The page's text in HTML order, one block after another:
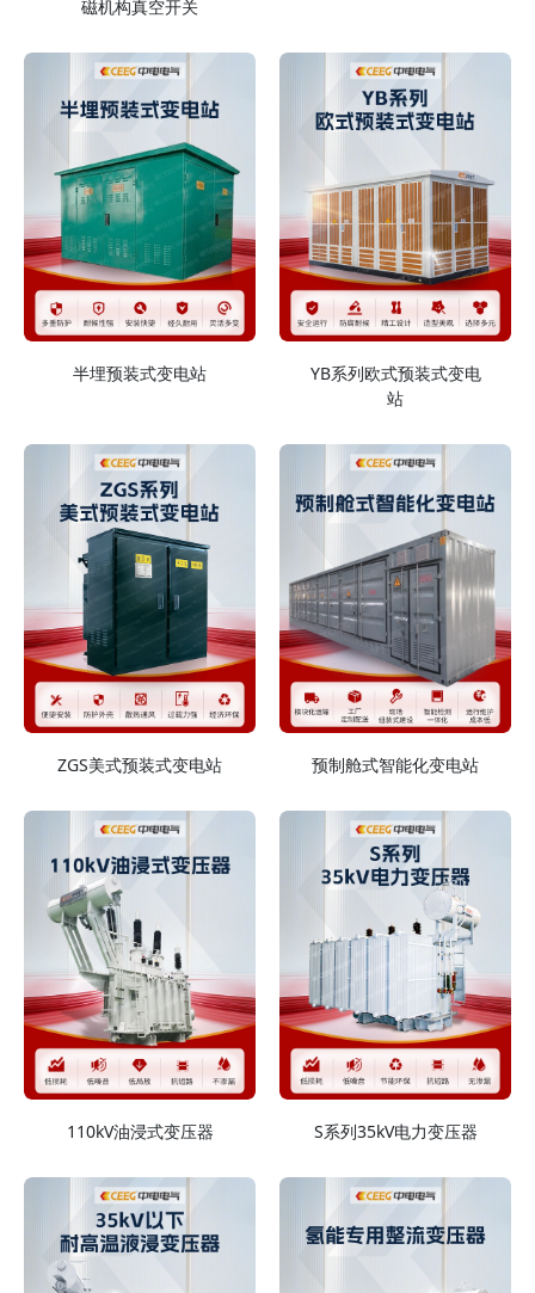
磁机构真空开关
半埋预装式变电站
YB系列欧式预装式变电
站
ZGS美式预装式变电站 预制舱式智能化变电站
110kV油浸式变压器 S系列35kV电力变压器